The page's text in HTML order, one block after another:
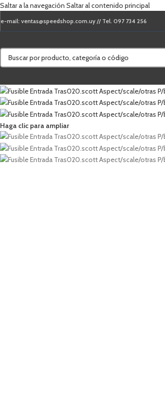
Saltar a la navegación Saltar al contenido principal
e-mail: ventas@speedshop.com.uy // Tel. 097 734 256
Haga clic para ampliar